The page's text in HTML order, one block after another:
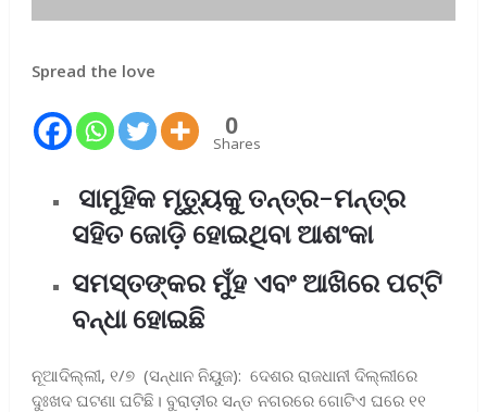
Spread the love
0
Shares
ସାମୁହିକ ମୃତ୍ୟୁକୁ ତନ୍ତ୍ର-ମନ୍ତ୍ର
ସହିତ ଜୋଡ଼ି ହୋଇଥିବା ଆଶଂକା
ସମସ୍ତଙ୍କର ମୁଁହ ଏବଂ ଆଖିରେ ପଟ୍ଟି
ବନ୍ଧା ହୋଇଛି
ନୂଆଦିଲ୍ଲୀ, ୧/୭ (ସନ୍ଧାନ ନିୟୁଜ): ଦେଶର ରାଜଧାନୀ ଦିଲ୍ଲୀରେ
ଦୁଃଖଦ ଘଟଣା ଘଟିଛି। ବୁରାଡ଼ୀର ସନ୍ତ ନଗରରେ ଗୋଟିଏ ଘରେ ୧୧